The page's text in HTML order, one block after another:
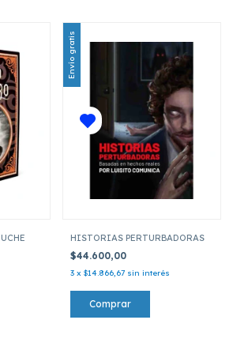
Envío gratis
HISTORIAS PERTURBADORAS
$44.600,00
3 x $14.866,67 sin interés